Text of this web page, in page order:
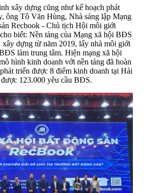
xây dựng cũng như kế hoạch phát
ông Tô Văn Hùng, Nhà sáng lập Mạng
Recbook - Chủ tịch Hội môi giới
biết: Nền tảng của Mạng xã hội BĐS
xây dựng từ năm 2019, lấy nhà môi giới
làm trung tâm. Hiện mạng xã hội
hình kinh doanh với nền tảng đã hoàn
triển được 8 điểm kinh doanh tại Hải
123.000 yêu cầu BĐS.